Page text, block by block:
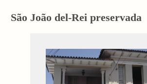
São João del-Rei preservada